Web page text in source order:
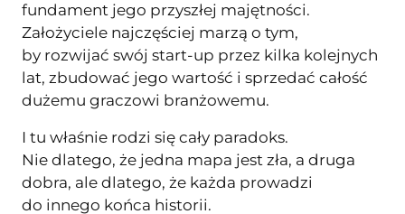
fundament jego przyszłej majętności.
Założyciele najczęściej marzą o tym,
by rozwijać swój start-up przez kilka kolejnych
lat, zbudować jego wartość i sprzedać całość
dużemu graczowi branżowemu.
I tu właśnie rodzi się cały paradoks.
Nie dlatego, że jedna mapa jest zła, a druga
dobra, ale dlatego, że każda prowadzi
do innego końca historii.